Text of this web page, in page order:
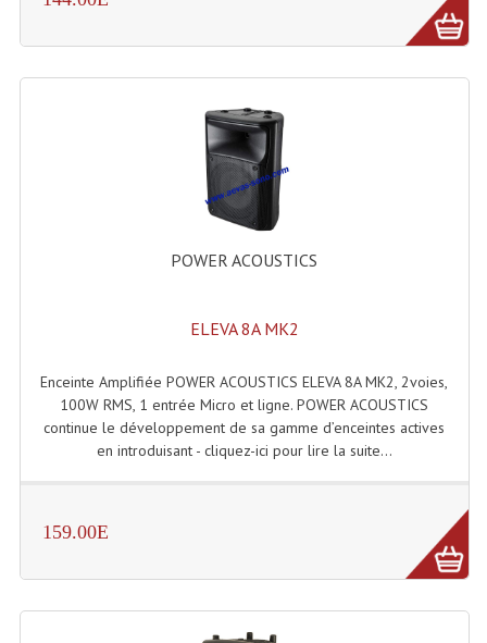
Portes Voix Mégaphones
Samplers, Échantillonneurs
Système Sans Fil In-Ear Monitoring
Table Mixages Et Contrôleurs & Consoles
Controleurs DJ USB / MP3
Consoles Numériques
Consoles Amplifiées
Déco Light
POWER ACOUSTICS
ELEVA 8A MK2
Enceinte Amplifiée POWER ACOUSTICS ELEVA 8A MK2, 2voies,
100W RMS, 1 entrée Micro et ligne. POWER ACOUSTICS
continue le développement de sa gamme d’enceintes actives
en introduisant - cliquez-ici pour lire la suite...
159.00E